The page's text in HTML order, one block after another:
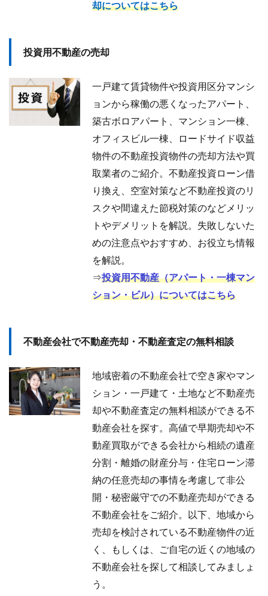
却についてはこちら
投資用不動産の売却
一戸建て賃貸物件や投資用区分マンシ
ョンから稼働の悪くなったアパート、
築古ボロアパート、マンション一棟、
オフィスビル一棟、ロードサイド収益
物件の不動産投資物件の売却方法や買
取業者のご紹介。不動産投資ローン借
り換え、空室対策など不動産投資のリ
スクや間違えた節税対策のなどメリッ
トやデメリットを解説。失敗しないた
めの注意点やおすすめ、お役立ち情報
を解説。
⇒投資用不動産（アパート・一棟マン
ション・ビル）についてはこちら
不動産会社で不動産売却・不動産査定の無料相談
地域密着の不動産会社で空き家やマン
ション・一戸建て・土地など不動産売
却や不動産査定の無料相談ができる不
動産会社を探す。高値で早期売却や不
動産買取ができる会社から相続の遺産
分割・離婚の財産分与・住宅ローン滞
納の任意売却の事情を考慮して非公
開・秘密厳守での不動産売却ができる
不動産会社をご紹介。以下、地域から
売却を検討されている不動産物件の近
く、もしくは、ご自宅の近くの地域の
不動産会社を探して相談してみましょ
う。